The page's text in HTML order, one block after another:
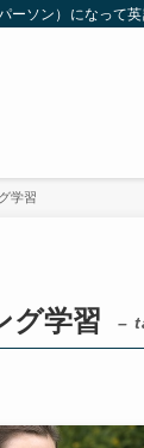
ーソン）になって
学習
グ学習 –